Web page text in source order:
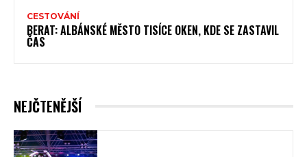
CESTOVÁNÍ
BERAT: ALBÁNSKÉ MĚSTO TISÍCE OKEN, KDE SE ZASTAVIL
ČAS
NEJČTENĚJŠÍ